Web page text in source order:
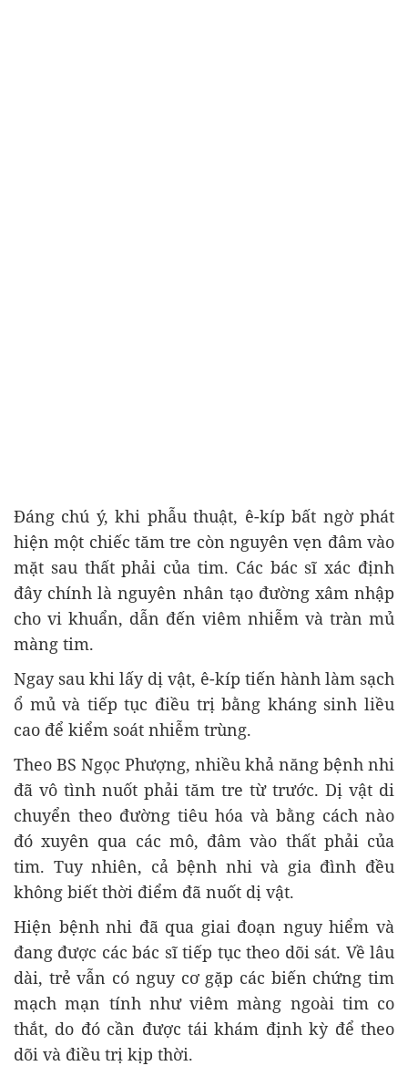
Đáng chú ý, khi phẫu thuật, ê-kíp bất ngờ phát
hiện một chiếc tăm tre còn nguyên vẹn đâm vào
mặt sau thất phải của tim. Các bác sĩ xác định
đây chính là nguyên nhân tạo đường xâm nhập
cho vi khuẩn, dẫn đến viêm nhiễm và tràn mủ
màng tim.
Ngay sau khi lấy dị vật, ê-kíp tiến hành làm sạch
ổ mủ và tiếp tục điều trị bằng kháng sinh liều
cao để kiểm soát nhiễm trùng.
Theo BS Ngọc Phượng, nhiều khả năng bệnh nhi
đã vô tình nuốt phải tăm tre từ trước. Dị vật di
chuyển theo đường tiêu hóa và bằng cách nào
đó xuyên qua các mô, đâm vào thất phải của
tim. Tuy nhiên, cả bệnh nhi và gia đình đều
không biết thời điểm đã nuốt dị vật.
Hiện bệnh nhi đã qua giai đoạn nguy hiểm và
đang được các bác sĩ tiếp tục theo dõi sát. Về lâu
dài, trẻ vẫn có nguy cơ gặp các biến chứng tim
mạch mạn tính như viêm màng ngoài tim co
thắt, do đó cần được tái khám định kỳ để theo
dõi và điều trị kịp thời.